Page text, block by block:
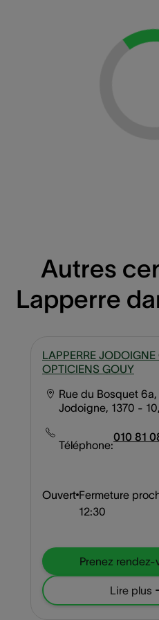
Autres
Lapperre
LAPPERRE JODOIGNE
OPTICIENS GOUY
Rue du Bosquet 6a,
Jodoigne, 1370 -
Téléphone:
010 81
Ouvert Fermeture
12:30
Prenez rendez-
Lire plus